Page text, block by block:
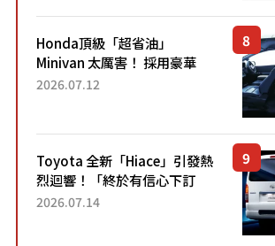
Honda頂級「超省油」
Minivan 太厲害！ 採用豪華
「真皮座椅」與專屬「黑色內
「三...
2026.07.12
Toyota 全新「Hiace」引發熱
烈迴響！「終於有信心下訂
了！」「哪個等級交車最
2026.07.14